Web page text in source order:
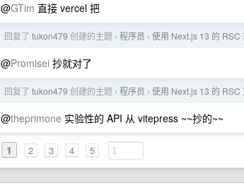
@GTim 直接 vercel 把
回复了 tukon479 创建的主题 › 程序员 › 使用 Next.js 13 的 RSC
@Promisei 抄就对了
回复了 tukon479 创建的主题 › 程序员 › 使用 Next.js 13 的 RSC
@theprimone 实验性的 API 从 vitepress ~~抄的~~
1 2 3 4 5